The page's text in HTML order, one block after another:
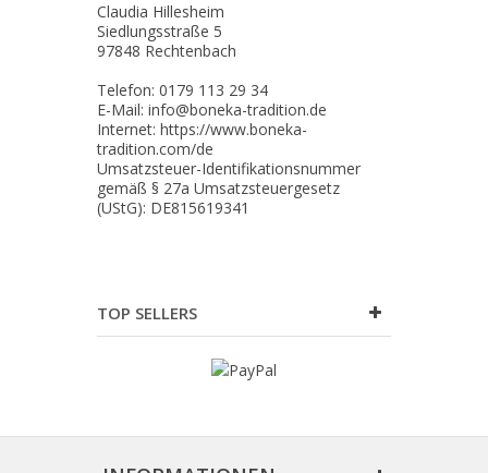
Claudia Hillesheim
Siedlungsstraße 5
97848 Rechtenbach
Telefon: 0179 113 29 34
E-Mail: info@boneka-tradition.de
Internet: https://www.boneka-
tradition.com/de
Umsatzsteuer-Identifikationsnummer
gemäß § 27a Umsatzsteuergesetz
(UStG): DE815619341
TOP SELLERS